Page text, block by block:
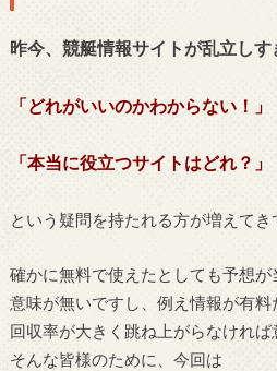
昨今、競艇情報サイトが乱立しす
「どれがいいのかわからない！」
「本当に役立つサイトはどれ？」
という疑問を持たれる方が増えてき
確かに無料で使えたとしても予想
意味が無いですし、例え情報が有料
回収率が大きく跳ね上がらなければ
そんな皆様のために、今回は